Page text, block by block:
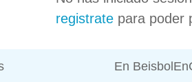
registrate para poder
En